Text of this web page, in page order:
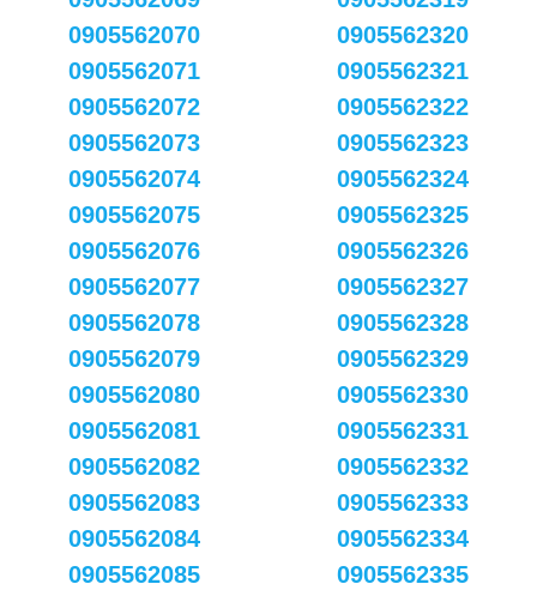
0905562070
0905562071
0905562072
0905562073
0905562074
0905562075
0905562076
0905562077
0905562078
0905562079
0905562080
0905562081
0905562082
0905562083
0905562084
0905562085
0905562320
0905562321
0905562322
0905562323
0905562324
0905562325
0905562326
0905562327
0905562328
0905562329
0905562330
0905562331
0905562332
0905562333
0905562334
0905562335